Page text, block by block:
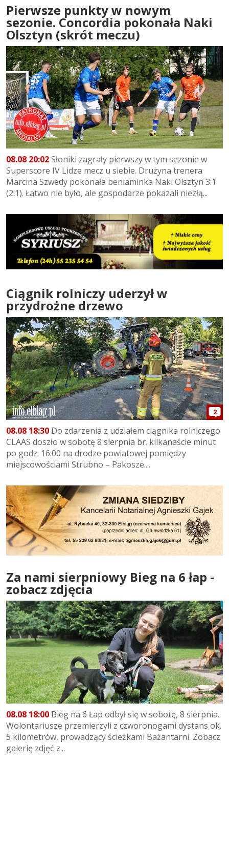
Pierwsze punkty w nowym
sezonie. Concordia pokonała Naki
Olsztyn (skrót meczu)
08.08 20:02Słoniki zagrały pierwszy w tym sezonie w
Superscore IV Lidze mecz u siebie. Drużyna trenera
Marcina Szwedy pokonała beniaminka Naki Olsztyn 3:1
(2:1). Łatwo nie było, ale gospodarze pokazali niezłą...
Ciągnik rolniczy uderzył w
przydrożne drzewo
2
08.08 18:30 Do zdarzenia z udziałem ciągnika rolniczego
CLAAS doszło w sobotę 8 sierpnia br. kilkanaście minut
po godz. 16:00 na drodze powiatowej pomiędzy
miejscowościami Strubno – Pakosze....
Za nami sierpniowy Bieg na 6 łap -
zobacz zdjęcia
08.08 18:00 Bieg na 6 Łap odbył się w sobotę, 8 sierpnia.
Wolontariusze przemierzyli z czworonogami dystans ok.
5 kilometrów, prowadzący ścieżkami Bażantarni. Zobacz
galerię zdjęć z...